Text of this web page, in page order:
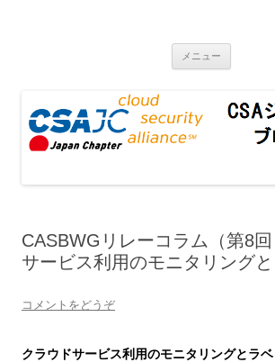
メニュー
CASBWGリレーコラム（第8
サービス利用のモニタリングと
コメントをどうぞ
クラウドサービス利用のモニタリングとラ